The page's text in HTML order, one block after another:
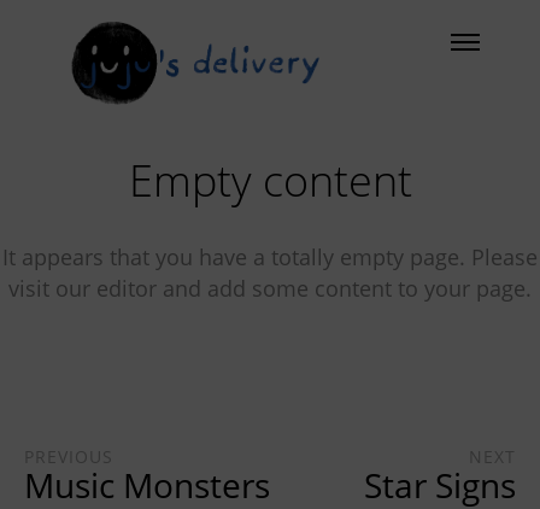
Empty content
It appears that you have a totally empty page. Please
visit our editor and add some content to your page.
PREVIOUS
Music Monsters
NEXT
Star Signs